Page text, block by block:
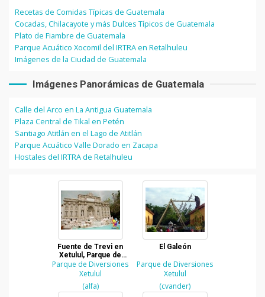
Recetas de Comidas Típicas de Guatemala
Cocadas, Chilacayote y más Dulces Típicos de Guatemala
Plato de Fiambre de Guatemala
Parque Acuático Xocomil del IRTRA en Retalhuleu
Imágenes de la Ciudad de Guatemala
Imágenes Panorámicas de Guatemala
Calle del Arco en La Antigua Guatemala
Plaza Central de Tikal en Petén
Santiago Atitlán en el Lago de Atitlán
Parque Acuático Valle Dorado en Zacapa
Hostales del IRTRA de Retalhuleu
Fuente de Trevi en
Xetulul, Parque de
Diversiones del
IRTRA en Retalhuleu
Parque de Diversiones
Xetulul
(alfa)
El Galeón
Parque de Diversiones
Xetulul
(cvander)